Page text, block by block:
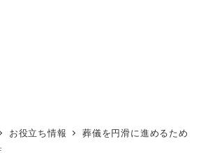
お役立ち情報
葬儀を円滑に進めるため